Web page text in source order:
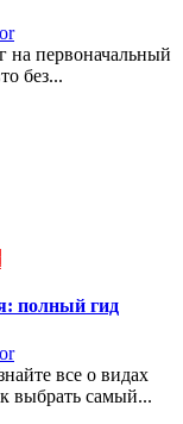
на первоначальный
без...
полный гид
все о видах
выбрать самый...